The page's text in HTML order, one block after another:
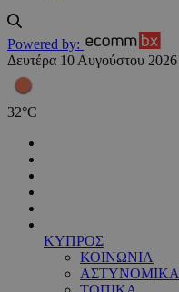
Powered by:
Δευτέρα 10 Αυγούστου 2026
32°C
ΚΥΠΡΟΣ
ΚΟΙΝΩΝΙΑ
ΑΣΤΥΝΟΜΙΚΑ